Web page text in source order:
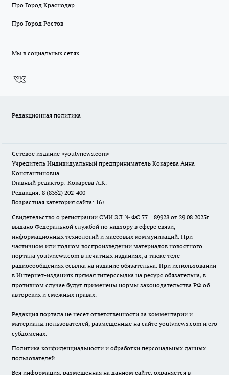
Про Город Краснодар
Про Город Ростов
Мы в социальных сетях
Редакционная политика
Сетевое издание «youtvnews.com»
Учредитель Индивидуальный предприниматель Кокарева Анна
Константиновна
Главный редактор: Кокарева А.К.
Редакция: 8 (8352) 202-400
Возрастная категория сайта: 16+
Свидетельство о регистрации СМИ ЭЛ № ФС 77 – 89928 от 29.08.2025г.
выдано Федеральной службой по надзору в сфере связи,
информационных технологий и массовых коммуникаций. При
частичном или полном воспроизведении материалов новостного
портала youtvnews.com в печатных изданиях, а также теле-
радиосообщениях ссылка на издание обязательна. При использовании
в Интернет-изданиях прямая гиперссылка на ресурс обязательна, в
противном случае будут применены нормы законодательства РФ об
авторских и смежных правах.
Редакция портала не несет ответственности за комментарии и
материалы пользователей, размещенные на сайте youtvnews.com и его
субдоменах.
Политика конфиденциальности и обработки персональных данных
пользователей
Вся информация, размещенная на данном сайте, охраняется в